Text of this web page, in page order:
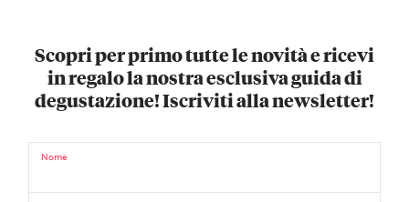
Scopri per primo tutte le novità e ricevi
in regalo la nostra esclusiva guida di
degustazione! Iscriviti alla newsletter!
Nome